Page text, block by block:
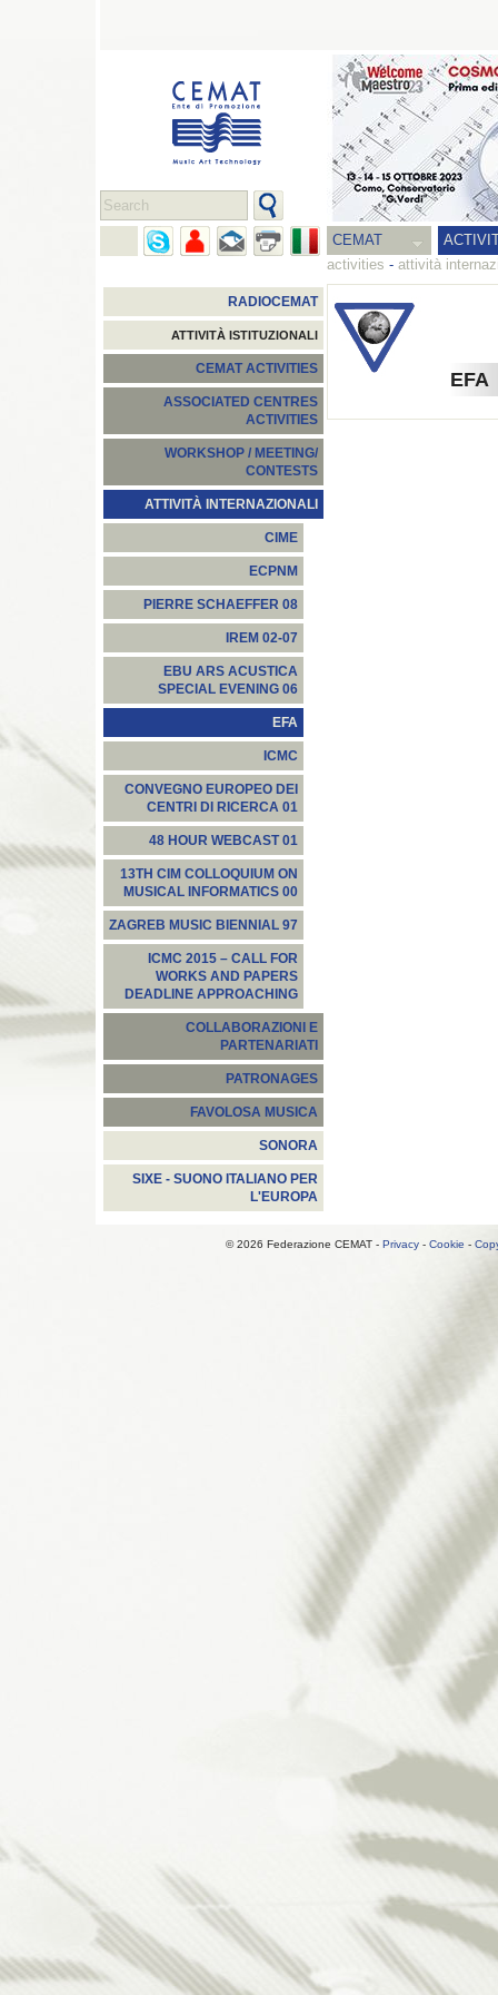
CEMAT
activities - attività
RADIOCEMAT
ATTIVITÀ ISTITUZIONALI
CEMAT ACTIVITIES
ASSOCIATED CENTRES
ACTIVITIES
WORKSHOP / MEETING/
CONTESTS
ATTIVITÀ INTERNAZIONALI
CIME
ECPNM
PIERRE SCHAEFFER 08
IREM 02-07
EBU ARS ACUSTICA
SPECIAL EVENING 06
EFA
ICMC
CONVEGNO EUROPEO DEI
CENTRI DI RICERCA 01
48 HOUR WEBCAST 01
13TH CIM COLLOQUIUM ON
MUSICAL INFORMATICS 00
ZAGREB MUSIC BIENNIAL 97
ICMC 2015 – CALL FOR
WORKS AND PAPERS
DEADLINE APPROACHING
COLLABORAZIONI E
PARTENARIATI
PATRONAGES
FAVOLOSA MUSICA
SONORA
SIXE - SUONO ITALIANO PER
L'EUROPA
EFA
© 2026 Federazione CEMAT - Privacy - Cookie -